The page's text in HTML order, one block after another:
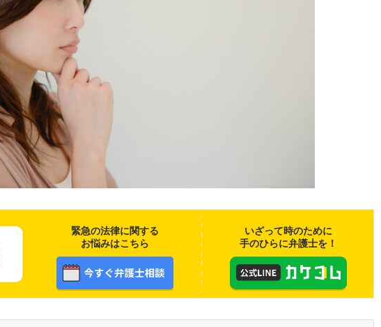
緊急の法律に関する
お悩みはこちら
いざって時のために
手のひらに弁護士を！